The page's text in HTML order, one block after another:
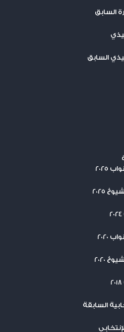
السابق
السابق
2025
2025
2020
2020
السابقة